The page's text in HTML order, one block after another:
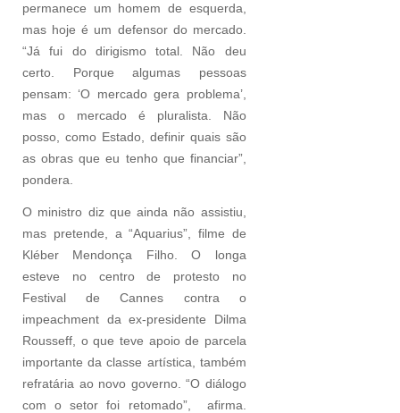
permanece um homem de esquerda,
mas hoje é um defensor do mercado.
“Já fui do dirigismo total. Não deu
certo. Porque algumas pessoas
pensam: ‘O mercado gera problema’,
mas o mercado é pluralista. Não
posso, como Estado, definir quais são
as obras que eu tenho que financiar”,
pondera.
O ministro diz que ainda não assistiu,
mas pretende, a “Aquarius”, filme de
Kléber Mendonça Filho. O longa
esteve no centro de protesto no
Festival de Cannes contra o
impeachment da ex-presidente Dilma
Rousseff, o que teve apoio de parcela
importante da classe artística, também
refratária ao novo governo. “O diálogo
com o setor foi retomado”, afirma.